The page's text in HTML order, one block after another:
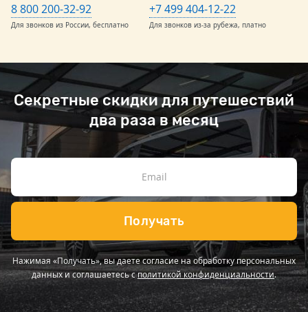
8 800 200-32-92
Для звонков из России, бесплатно
+7 499 404-12-22
Для звонков из-за рубежа, платно
Секретные скидки для путешествий
два раза в месяц
Получать
Нажимая «Получать», вы даете согласие на обработку персональных
данных и соглашаетесь сполитикой конфиденциальности.